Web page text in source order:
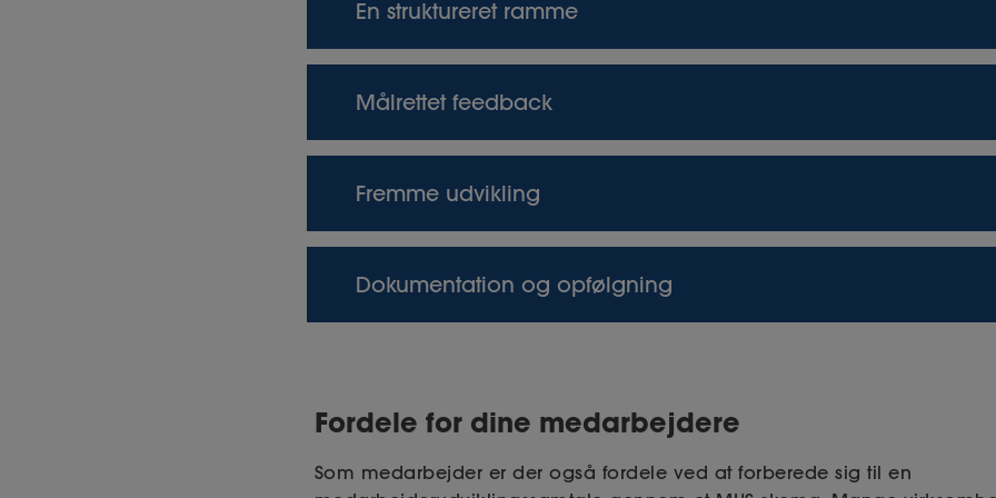
En struktureret ramme
MUS-skemaet giver en klar struktur til samtalen, hvilket sikrer, at I
relevante emner. Det hjælper dig også med at forberede dig - herefter
samtalen effektivt med den enkelte medarbejder.
Målrettet feedback
Ved at bruge MUS-skemaet kan du give mere målrettet og konstruktiv
på nogle specifikke punkter og mål.
Fremme udvikling
Du kan identificere og specificere medarbejderens styrker,
samt mulige udviklingsområder, hvilket er med til at understøtte en
udviklingsplan.
Dokumentation og opfølgning
Fordele for dine medarbejdere
Som medarbejder er der også fordele ved at forberede sig til en